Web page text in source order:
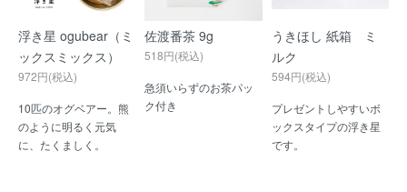
浮き星 ogubear（ミ
ックスミックス）
972円(税込)
10匹のオグベアー。熊
のように明るく元気
に、たくましく。
佐渡番茶 9g
518円(税込)
急須いらずのお茶パッ
ク付き
うきほし 紙箱 ミ
ルク
594円(税込)
プレゼントしやすいボ
ックスタイプの浮き星
です。